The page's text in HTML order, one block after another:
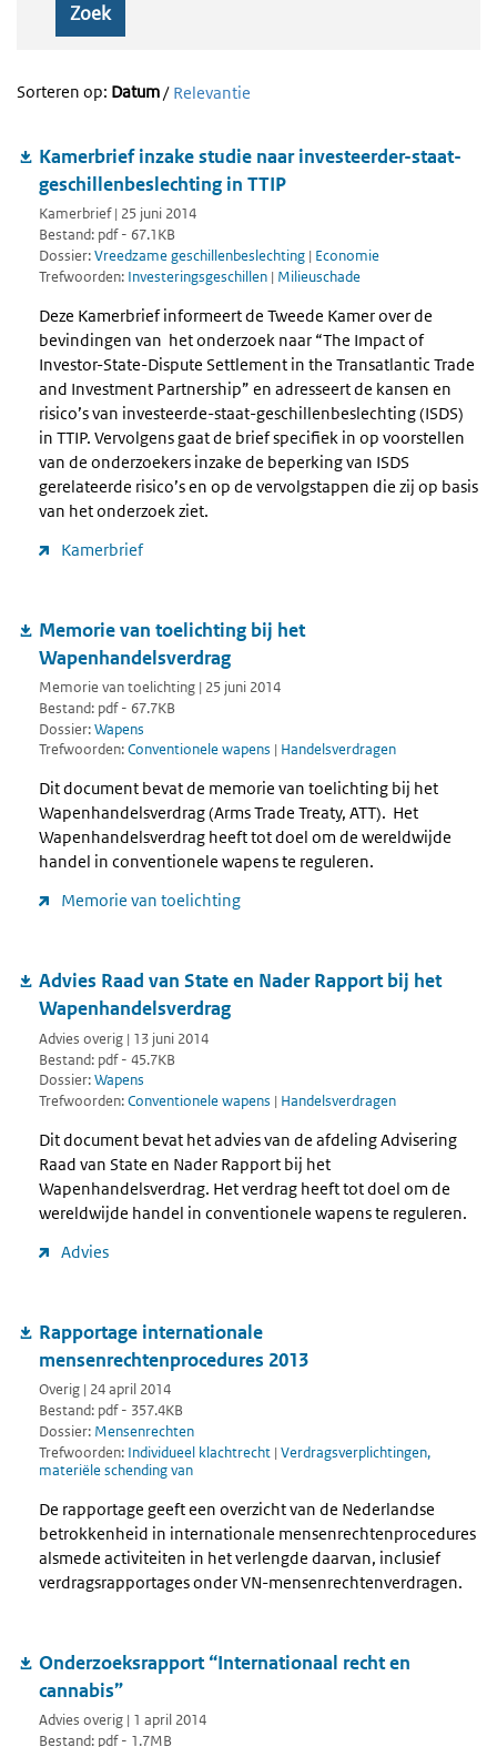
Zoek
Sorteren op: Datum/ Relevantie
Kamerbrief inzake studie naar investeerder-staat-
geschillenbeslechting in TTIP
Kamerbrief | 25 juni 2014
Bestand: pdf - 67.1KB
Dossier:Vreedzame geschillenbeslechting | Economie
Trefwoorden: Investeringsgeschillen | Milieuschade
Deze Kamerbrief informeert de Tweede Kamer over de
bevindingen van het onderzoek naar “The Impact of
Investor-State-Dispute Settlement in the Transatlantic Trade
and Investment Partnership” en adresseert de kansen en
risico’s van investeerde-staat-geschillenbeslechting (ISDS)
in TTIP. Vervolgens gaat de brief specifiek in op voorstellen
van de onderzoekers inzake de beperking van ISDS
gerelateerde risico’s en op de vervolgstappen die zij op basis
van het onderzoek ziet.
Kamerbrief
Memorie van toelichting bij het
Wapenhandelsverdrag
Memorie van toelichting | 25 juni 2014
Bestand: pdf - 67.7KB
Dossier:Wapens
Trefwoorden:Conventionele wapens | Handelsverdragen
Dit document bevat de memorie van toelichting bij het
Wapenhandelsverdrag (Arms Trade Treaty, ATT). Het
Wapenhandelsverdrag heeft tot doel om de wereldwijde
handel in conventionele wapens te reguleren.
Memorie van toelichting
Advies Raad van State en Nader Rapport bij het
Wapenhandelsverdrag
Advies overig | 13 juni 2014
Bestand: pdf - 45.7KB
Dossier:Wapens
Trefwoorden:Conventionele wapens | Handelsverdragen
Dit document bevat het advies van de afdeling Advisering
Raad van State en Nader Rapport bij het
Wapenhandelsverdrag. Het verdrag heeft tot doel om de
wereldwijde handel in conventionele wapens te reguleren.
Advies
Rapportage internationale
mensenrechtenprocedures 2013
Overig | 24 april 2014
Bestand: pdf - 357.4KB
Dossier: Mensenrechten
Trefwoorden: Individueel klachtrecht | Verdragsverplichtingen,
materiële schending van
De rapportage geeft een overzicht van de Nederlandse
betrokkenheid in internationale mensenrechtenprocedures
alsmede activiteiten in het verlengde daarvan, inclusief
verdragsrapportages onder VN-mensenrechtenverdragen.
Onderzoeksrapport “Internationaal recht en
cannabis”
Advies overig | 1 april 2014
Bestand: pdf - 1.7MB